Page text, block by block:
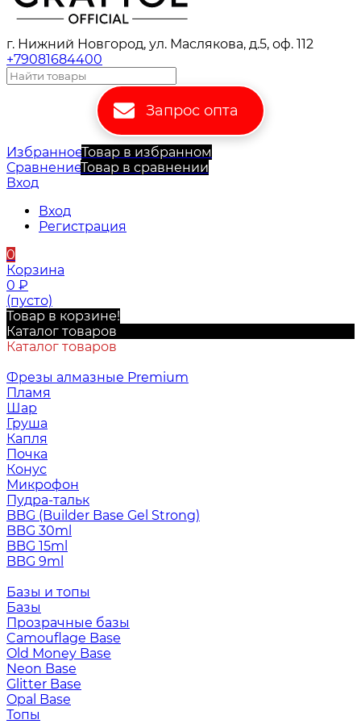
г. Нижний Новгород, ул. Маслякова, д.5, оф. 112
+79081684400
Запрос опта
ИзбранноеТовар в избранном
СравнениеТовар в сравнении
Вход
Вход
Регистрация
0
Корзина
0 ₽
(пусто)
Товар в корзине!
Каталог товаров
Каталог товаров
Фрезы алмазные Premium
Пламя
Шар
Груша
Капля
Почка
Конус
Микрофон
Пудра-тальк
BBG (Builder Base Gel Strong)
BBG 30ml
BBG 15ml
BBG 9ml
Базы и топы
Базы
Прозрачные базы
Camouflage Base
Old Money Base
Neon Base
Glitter Base
Opal Base
Топы